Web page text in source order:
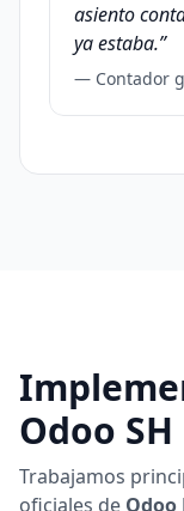
asiento
ya estaba.”
— Contador
Odoo SH
Trabajamos
oficiales de Odoo